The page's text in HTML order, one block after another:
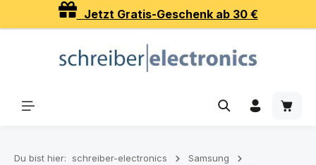
Zum Hauptinhalt springenJetzt Gratis-Geschenk ab 30 €
Du bist hier: schreiber-electronics
Samsung